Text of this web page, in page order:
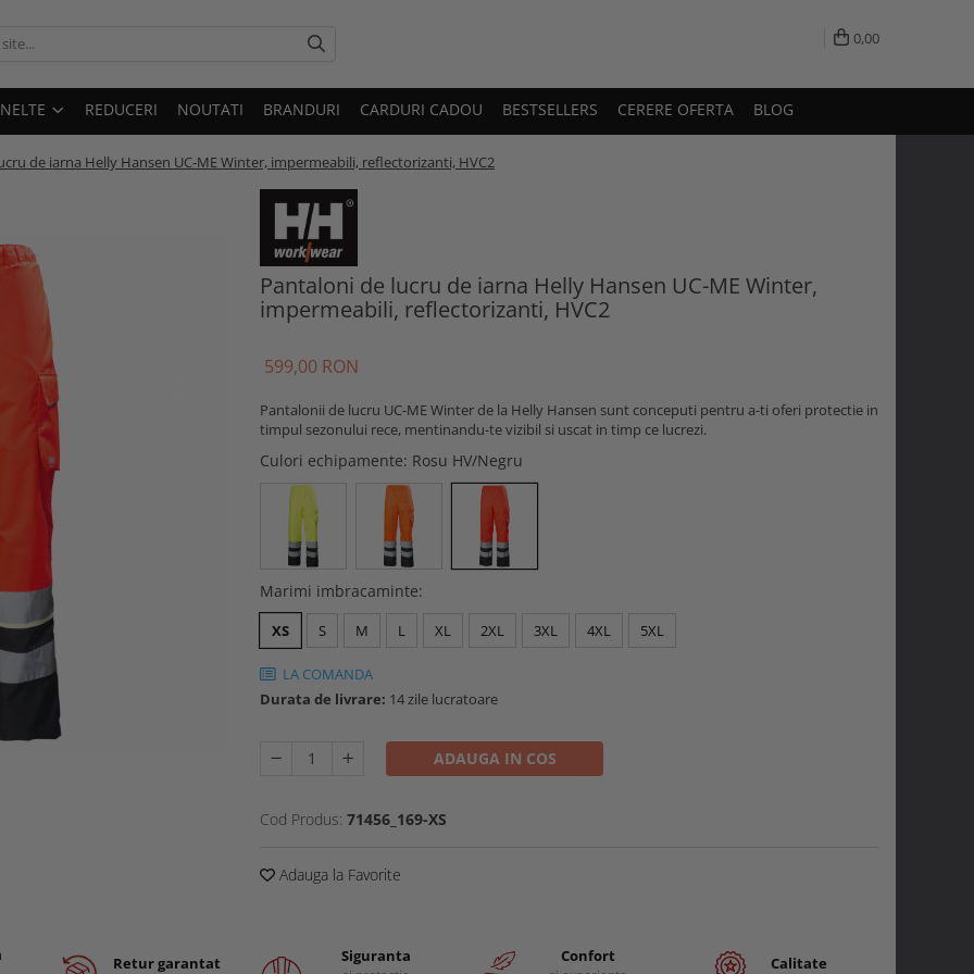
0,00
REDUCERI NOUTATI BRANDURI CARDURI CADOU BESTSELLERS CERERE OFERTA BLOG
de iarna Helly Hansen UC-ME Winter, impermeabili, reflectorizanti, HVC2
Pantaloni de lucru de iarna Helly Hansen UC-ME Winter,
impermeabili, reflectorizanti, HVC2
599,00 RON
Pantalonii de lucru UC-ME Winter de la Helly Hansen sunt conceputi pentru a-ti oferi protectie in
timpul sezonului rece, mentinandu-te vizibil si uscat in timp ce lucrezi.
Culori echipamente: Rosu HV/Negru
Marimi imbracaminte:
XS S M L XL 2XL 3XL 4XL 5XL
LA COMANDA
Durata de livrare: 14 zile lucratoare
ADAUGA IN COS
Cod Produs: 71456_169-XS
Adauga la Favorite
Retur garantat Siguranta Confort Calitate